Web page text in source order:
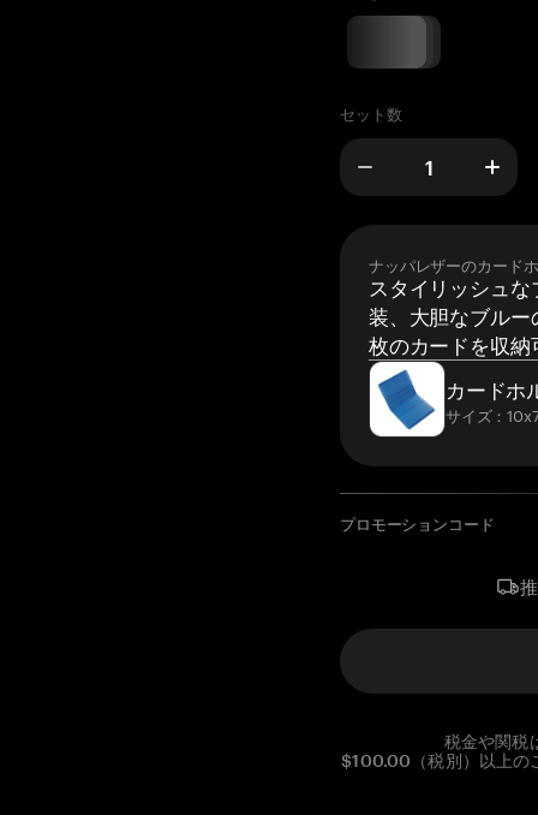
セット数
ナッパレザーのカード
スタイリッシュ
装、大胆なブルー
枚のカードを収納
カードホ
サイズ：
プロモーションコード
税金や関税
$100.00（税別）以上の